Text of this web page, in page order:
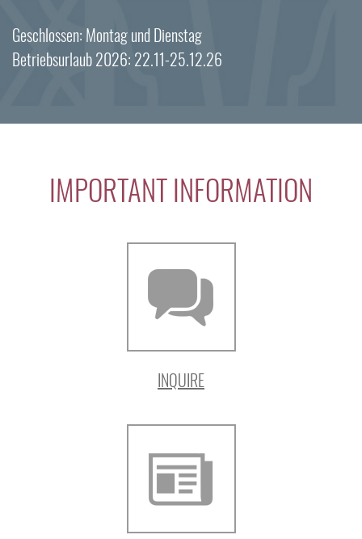
Geschlossen: Montag und Dienstag
Betriebsurlaub 2026: 22.11-25.12.26
IMPORTANT INFORMATION
INQUIRE